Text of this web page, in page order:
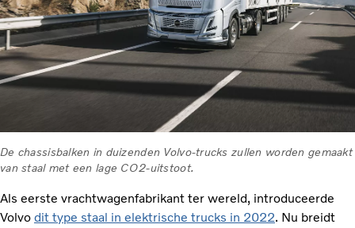
De chassisbalken in duizenden Volvo-trucks zullen worden gemaakt
van staal met een lage CO2-uitstoot.
Als eerste vrachtwagenfabrikant ter wereld, introduceerde
Volvo dit type staal in elektrische trucks in 2022. Nu breidt